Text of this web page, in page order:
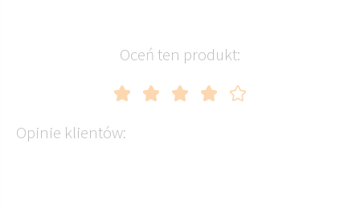
Oceń ten produkt:
Opinie klientów: